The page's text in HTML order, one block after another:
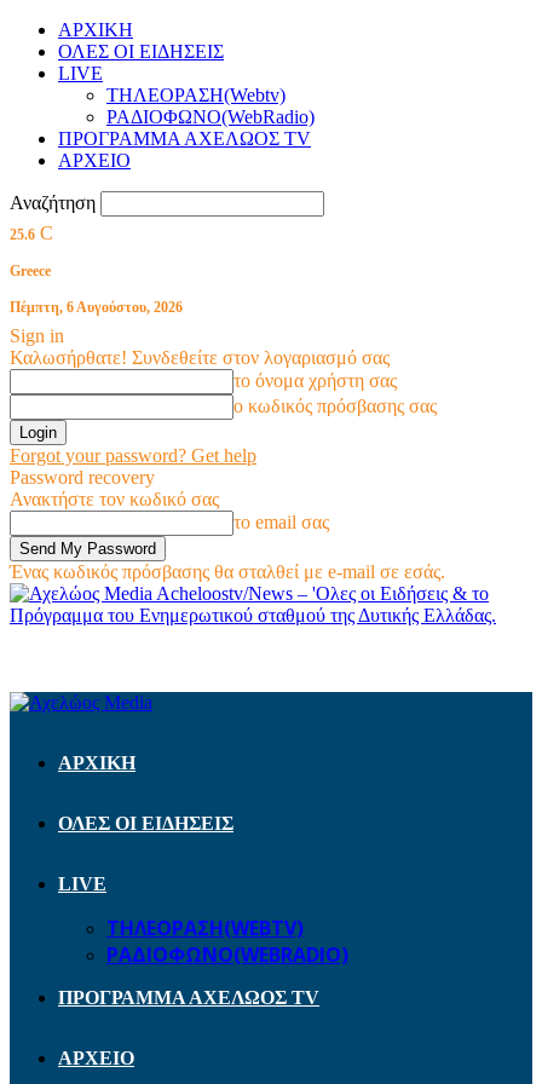
ΑΡΧΙΚΗ
ΟΛΕΣ ΟΙ ΕΙΔΗΣΕΙΣ
LIVE
ΤΗΛΕΟΡΑΣΗ(Webtv)
ΡΑΔΙΟΦΩΝΟ(WebRadio)
ΠΡΟΓΡΑΜΜΑ ΑΧΕΛΩΟΣ TV
ΑΡΧΕΙΟ
Αναζήτηση
25.6 C
Greece
Πέμπτη, 6 Αυγούστου, 2026
Sign in
Καλωσήρθατε! Συνδεθείτε στον λογαριασμό σας
το όνομα χρήστη σας
ο κωδικός πρόσβασης σας
Forgot your password? Get help
Password recovery
Ανακτήστε τον κωδικό σας
το email σας
Ένας κωδικός πρόσβασης θα σταλθεί με e-mail σε εσάς.
Acheloostv/News – 'Ολες οι Ειδήσεις & το
Πρόγραμμα του Ενημερωτικού σταθμού της Δυτικής Ελλάδας.
ΑΡΧΙΚΗ
ΟΛΕΣ ΟΙ ΕΙΔΗΣΕΙΣ
LIVE
ΤΗΛΕΟΡΑΣΗ(WEBTV)
ΡΑΔΙΟΦΩΝΟ(WEBRADIO)
ΠΡΟΓΡΑΜΜΑ ΑΧΕΛΩΟΣ TV
ΑΡΧΕΙΟ